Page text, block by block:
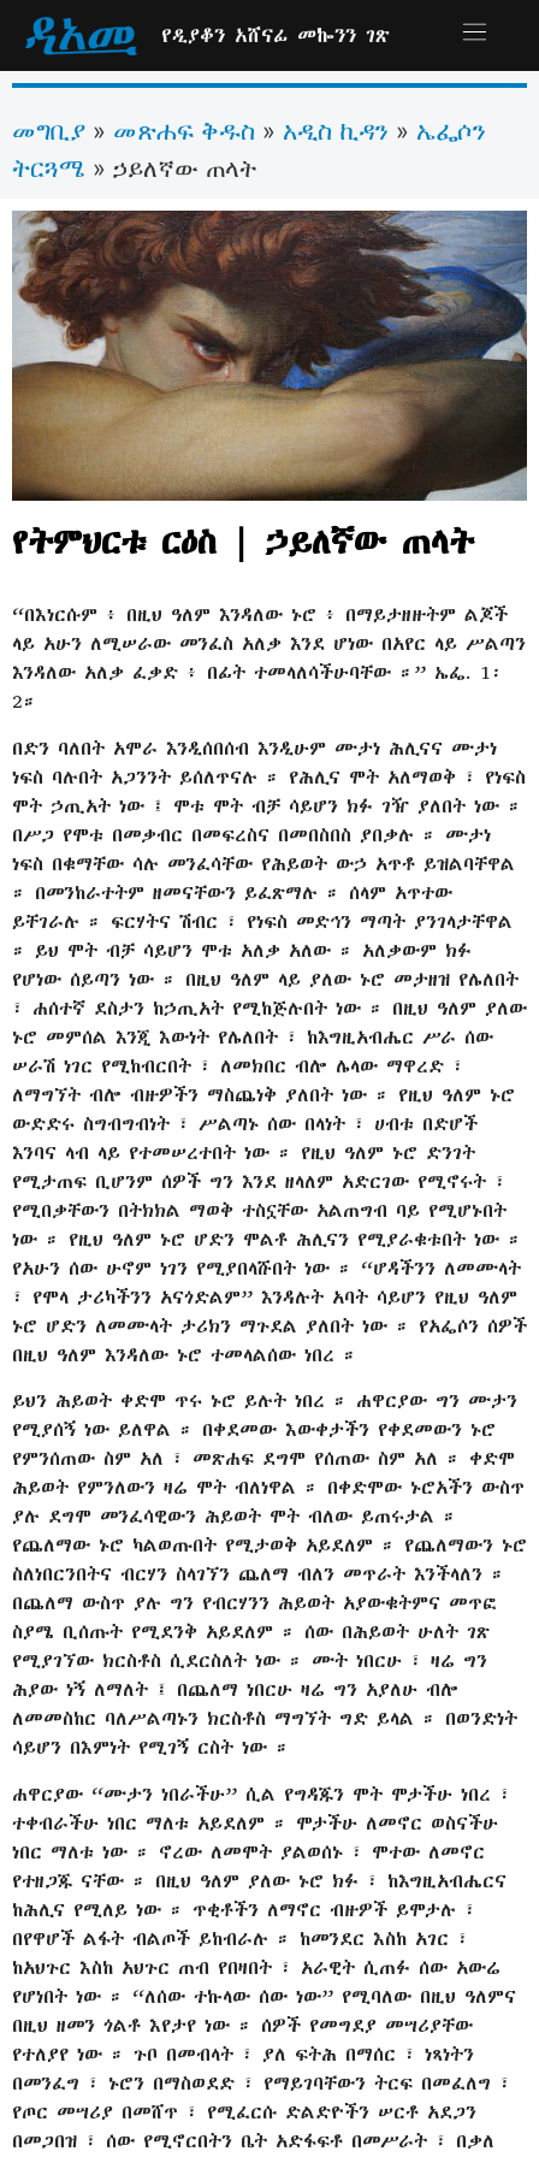
የዲያቆን አሸናፊ መኰንን ገጽ
መግቢያ » መጽሐፍ ቅዱስ » አዲስ ኪዳን » ኤፌሶን
ትርጓሜ » ኃይለኛው ጠላት
የትምህርቱ ርዕስ | ኃይለኛው ጠላት
“በእነርሱም ፥ በዚህ ዓለም እንዳለው ኑሮ ፥ በማይታዘዙትም ልጆች
ላይ አሁን ለሚሠራው መንፈስ አለቃ እንደ ሆነው በአየር ላይ ሥልጣን
እንዳለው አለቃ ፈቃድ ፥ በፊት ተመላለሳችሁባቸው ።” ኤፌ. 1፡
2።
በድን ባለበት አሞራ እንዲሰበሰብ እንዲሁም ሙታነ ሕሊናና ሙታነ
ነፍስ ባሉበት አጋንንት ይሰለጥናሉ ። የሕሊና ሞት አለማወቅ ፣ የነፍስ
ሞት ኃጢአት ነው ፤ ሞቱ ሞት ብቻ ሳይሆን ክፉ ገዥ ያለበት ነው ።
በሥጋ የሞቱ በመቃብር በመፍረስና በመበስበስ ያበቃሉ ። ሙታነ
ነፍስ በቁማቸው ሳሉ መንፈሳቸው የሕይወት ውኃ አጥቶ ይዝልባቸዋል
። በመንከራተትም ዘመናቸውን ይፈጽማሉ ። ሰላም አጥተው
ይቸገራሉ ። ፍርሃትና ሽብር ፣ የነፍስ መድኅን ማጣት ያንገላታቸዋል
። ይህ ሞት ብቻ ሳይሆን ሞቱ አለቃ አለው ። አለቃውም ክፉ
የሆነው ሰይጣን ነው ። በዚህ ዓለም ላይ ያለው ኑሮ መታዘዝ የሌለበት
፣ ሐሰተኛ ደስታን ከኃጢአት የሚከጅሉበት ነው ። በዚህ ዓለም ያለው
ኑሮ መምሰል እንጂ እውነት የሌለበት ፣ ከእግዚአብሔር ሥራ ሰው
ሠራሽ ነገር የሚከብርበት ፣ ለመክበር ብሎ ሌላው ማዋረድ ፣
ለማግኘት ብሎ ብዙዎችን ማስጨነቅ ያለበት ነው ። የዚህ ዓለም ኑሮ
ውድድሩ ስግብግብነት ፣ ሥልጣኑ ሰው በላነት ፣ ሀብቱ በድሆች
እንባና ላብ ላይ የተመሠረተበት ነው ። የዚህ ዓለም ኑሮ ድንገት
የሚታጠፍ ቢሆንም ሰዎች ግን እንደ ዘላለም አድርገው የሚኖሩት ፣
የሚበቃቸውን በትክክል ማወቅ ተስኗቸው አልጠግብ ባይ የሚሆኑበት
ነው ። የዚህ ዓለም ኑሮ ሆድን ሞልቶ ሕሊናን የሚያራቁቱበት ነው ።
የአሁን ሰው ሁኖም ነገን የሚያበላሹበት ነው ። “ሆዳችንን ለመሙላት
፣ የሞላ ታሪካችንን አናጎድልም” እንዳሉት አባት ሳይሆን የዚህ ዓለም
ኑሮ ሆድን ለመሙላት ታሪክን ማጉደል ያለበት ነው ። የአፌሶን ሰዎች
በዚህ ዓለም እንዳለው ኑሮ ተመላልሰው ነበረ ።
ይህን ሕይወት ቀድሞ ጥሩ ኑሮ ይሉት ነበረ ። ሐዋርያው ግን ሙታን
የሚያሰኝ ነው ይለዋል ። በቀደመው እውቀታችን የቀደመውን ኑሮ
የምንሰጠው ስም አለ ፣ መጽሐፍ ደግሞ የሰጠው ስም አለ ። ቀድሞ
ሕይወት የምንለውን ዛሬ ሞት ብለነዋል ። በቀድሞው ኑሮአችን ውስጥ
ያሉ ደግሞ መንፈሳዊውን ሕይወት ሞት ብለው ይጠሩታል ።
የጨለማው ኑሮ ካልወጡበት የሚታወቅ አይደለም ። የጨለማውን ኑሮ
ስለነበርንበትና ብርሃን ስላገኘን ጨለማ ብለን መጥራት እንችላለን ።
በጨለማ ውስጥ ያሉ ግን የብርሃንን ሕይወት አያውቁትምና መጥፎ
ስያሜ ቢሰጡት የሚደንቅ አይደለም ። ሰው በሕይወት ሁለት ገጽ
የሚያገኘው ክርስቶስ ሲደርስለት ነው ። ሙት ነበርሁ ፣ ዛሬ ግን
ሕያው ነኝ ለማለት ፤ በጨለማ ነበርሁ ዛሬ ግን አያለሁ ብሎ
ለመመስከር ባለሥልጣኑን ክርስቶስ ማግኘት ግድ ይላል ። በወንድነት
ሳይሆን በእምነት የሚገኝ ርስት ነው ።
ሐዋርያው “ሙታን ነበራችሁ” ሲል የግዳጁን ሞት ሞታችሁ ነበረ ፣
ተቀብራችሁ ነበር ማለቱ አይደለም ። ሞታችሁ ለመኖር ወስናችሁ
ነበር ማለቱ ነው ። ኖረው ለመሞት ያልወሰኑ ፣ ሞተው ለመኖር
የተዘጋጁ ናቸው ። በዚህ ዓለም ያለው ኑሮ ክፉ ፣ ከእግዚአብሔርና
ከሕሊና የሚለይ ነው ። ጥቂቶችን ለማኖር ብዙዎች ይሞታሉ ፣
በየዋሆች ልፋት ብልጦች ይከብራሉ ። ከመንደር እስከ አገር ፣
ከአህጉር እስከ አህጉር ጠብ የበዛበት ፣ አራዊት ሲጠፉ ሰው አውሬ
የሆነበት ነው ። “ለሰው ተኩላው ሰው ነው” የሚባለው በዚህ ዓለምና
በዚህ ዘመን ጎልቶ እየታየ ነው ። ሰዎች የመግደያ መሣሪያቸው
የተለያየ ነው ። ጉቦ በመብላት ፣ ያለ ፍትሕ በማሰር ፣ ነጻነትን
በመንፈግ ፣ ኑሮን በማስወደድ ፣ የማይገባቸውን ትርፍ በመፈለግ ፣
የጦር መሣሪያ በመሸጥ ፣ የሚፈርሱ ድልድዮችን ሠርቶ አደጋን
በመጋበዝ ፣ ሰው የሚኖርበትን ቤት አድፋፍቶ በመሥራት ፣ በቃለ